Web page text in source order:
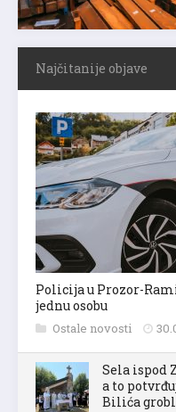
Najčitanije objave
Policija u Prozor-
jednu osobu
Ostale novosti
Sela ispod
a to
Bilića